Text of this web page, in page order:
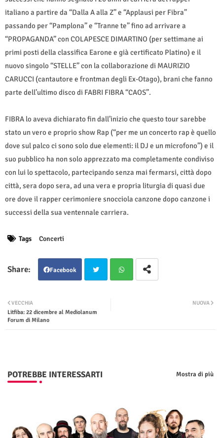
italiano a partire da “Dalla A alla Z” e “Applausi per Fibra”
passando per “Pamplona” e “Tranne te” fino ad arrivare a
“PROPAGANDA” con COLAPESCE DIMARTINO (per settimane ai
primi posti della classifica Earone e già certificato Platino) e il
nuovo singolo “STELLE” con la collaborazione di MAURIZIO
CARUCCI (cantautore e frontman degli Ex-Otago), brani che fanno
parte dell’ultimo disco di FABRI FIBRA “CAOS”.
FIBRA lo aveva dichiarato fin dall’inizio che questo tour sarebbe
stato un vero e proprio show Rap (“per me un concerto rap è quello
dove sul palco ci sono solo due elementi: il DJ e un microfono”) e il
suo pubblico ha non solo apprezzato ma completamente condiviso
con lui lo spettacolo, partecipando senza mai fermarsi, città dopo
città, sera dopo sera, ad una vera e propria liturgia di quasi due
ore dove il rapper cerimoniere snocciola canzone dopo canzone i
successi della sua ventennale carriera.
Tags Concerti
Facebook
ter
NUOVA
VECCHIA
Litfiba: 22 dicembre al Mediolanum
Forum di Milano
POTREBBE INTERESSARTI Mostra di più